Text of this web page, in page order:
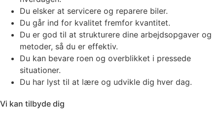
Du elsker at servicere og reparere biler.
Du går ind for kvalitet fremfor kvantitet.
Du er god til at strukturere dine arbejdsopgaver og
metoder, så du er effektiv.
Du kan bevare roen og overblikket i pressede
situationer.
Du har lyst til at lære og udvikle dig hver dag.
Vi kan tilbyde dig